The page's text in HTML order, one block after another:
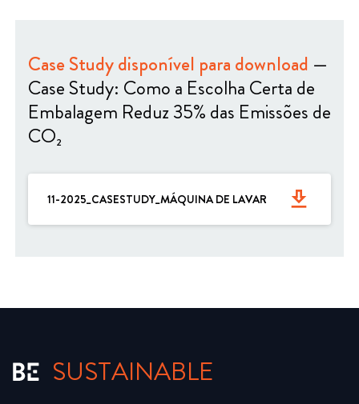
Case Study disponível para download —
Case Study: Como a Escolha Certa de
Embalagem Reduz 35% das Emissões de
CO₂
11-2025_CASESTUDY_MÁQUINA DE LAVAR get_app
SUSTAINABLE